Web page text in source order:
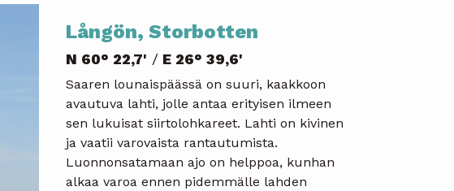
Långön, Storbotten
N 60° 22,7' /E 26° 39,6'
Saaren lounaispäässä on suuri, kaakkoon
avautuva lahti, jolle antaa erityisen ilmeen
sen lukuisat siirtolohkareet. Lahti on kivinen
ja vaatii varovaista rantautumista.
Luonnonsatamaan ajo on helppoa, kunhan
alkaa varoa ennen pidemmälle lahden